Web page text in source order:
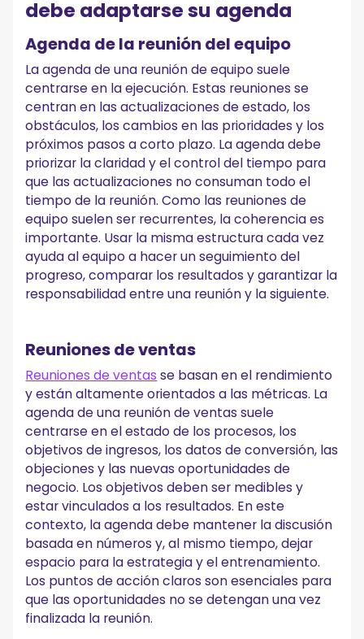
debe adaptarse su agenda
Agenda de la reunión del equipo
La agenda de una reunión de equipo suele
centrarse en la ejecución. Estas reuniones se
centran en las actualizaciones de estado, los
obstáculos, los cambios en las prioridades y los
próximos pasos a corto plazo. La agenda debe
priorizar la claridad y el control del tiempo para
que las actualizaciones no consuman todo el
tiempo de la reunión. Como las reuniones de
equipo suelen ser recurrentes, la coherencia es
importante. Usar la misma estructura cada vez
ayuda al equipo a hacer un seguimiento del
progreso, comparar los resultados y garantizar la
responsabilidad entre una reunión y la siguiente.
Reuniones de ventas
Reuniones de ventas se basan en el rendimiento
y están altamente orientados a las métricas. La
agenda de una reunión de ventas suele
centrarse en el estado de los procesos, los
objetivos de ingresos, los datos de conversión, las
objeciones y las nuevas oportunidades de
negocio. Los objetivos deben ser medibles y
estar vinculados a los resultados. En este
contexto, la agenda debe mantener la discusión
basada en números y, al mismo tiempo, dejar
espacio para la estrategia y el entrenamiento.
Los puntos de acción claros son esenciales para
que las oportunidades no se detengan una vez
finalizada la reunión.